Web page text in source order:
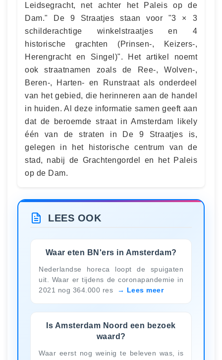
Leidsegracht, net achter het Paleis op de
Dam." De 9 Straatjes staan voor "3 × 3
schilderachtige winkelstraatjes en 4
historische grachten (Prinsen-, Keizers-,
Herengracht en Singel)". Het artikel noemt
ook straatnamen zoals de Ree-, Wolven-,
Beren-, Harten- en Runstraat als onderdeel
van het gebied, die herinneren aan de handel
in huiden. Al deze informatie samen geeft aan
dat de beroemde straat in Amsterdam likely
één van de straten in De 9 Straatjes is,
gelegen in het historische centrum van de
stad, nabij de Grachtengordel en het Paleis
op de Dam.
LEES OOK
Waar eten BN'ers in Amsterdam?
Nederlandse horeca loopt de spuigaten
uit. Waar er tijdens de coronapandemie in
2021 nog 364.000 res
Lees meer
Is Amsterdam Noord een bezoek
waard?
Waar eerst nog weinig te beleven was, is